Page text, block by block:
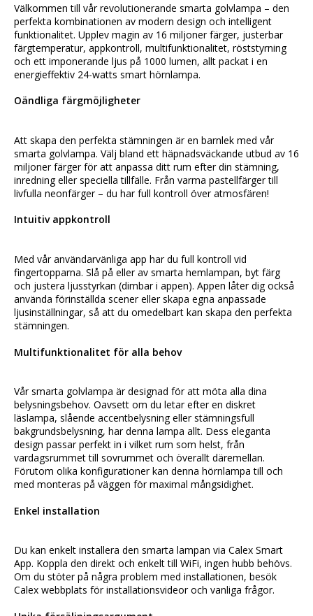
Välkommen till vår revolutionerande smarta golvlampa – den
perfekta kombinationen av modern design och intelligent
funktionalitet. Upplev magin av 16 miljoner färger, justerbar
färgtemperatur, appkontroll, multifunktionalitet, röststyrning
och ett imponerande ljus på 1000 lumen, allt packat i en
energieffektiv 24-watts smart hörnlampa.
Oändliga färgmöjligheter
Att skapa den perfekta stämningen är en barnlek med vår
smarta golvlampa. Välj bland ett häpnadsväckande utbud av 16
miljoner färger för att anpassa ditt rum efter din stämning,
inredning eller speciella tillfälle. Från varma pastellfärger till
livfulla neonfärger – du har full kontroll över atmosfären!
Intuitiv appkontroll
Med vår användarvänliga app har du full kontroll vid
fingertopparna. Slå på eller av smarta hemlampan, byt färg
och justera ljusstyrkan (dimbar i appen). Appen låter dig också
använda förinställda scener eller skapa egna anpassade
ljusinställningar, så att du omedelbart kan skapa den perfekta
stämningen.
Multifunktionalitet för alla behov
Vår smarta golvlampa är designad för att möta alla dina
belysningsbehov. Oavsett om du letar efter en diskret
läslampa, slående accentbelysning eller stämningsfull
bakgrundsbelysning, har denna lampa allt. Dess eleganta
design passar perfekt in i vilket rum som helst, från
vardagsrummet till sovrummet och överallt däremellan.
Förutom olika konfigurationer kan denna hörnlampa till och
med monteras på väggen för maximal mångsidighet.
Enkel installation
Du kan enkelt installera den smarta lampan via Calex Smart
App. Koppla den direkt och enkelt till WiFi, ingen hubb behövs.
Om du stöter på några problem med installationen, besök
Calex webbplats för installationsvideor och vanliga frågor.